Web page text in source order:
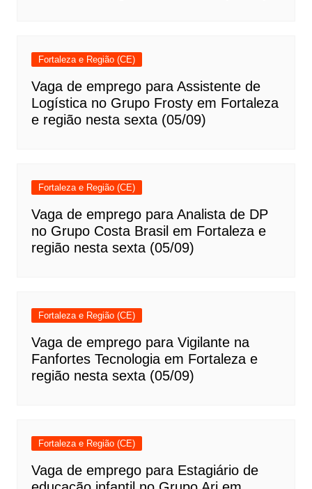
Fortaleza e Região (CE)
Vaga de emprego para Assistente de
Logística no Grupo Frosty em Fortaleza
e região nesta sexta (05/09)
Fortaleza e Região (CE)
Vaga de emprego para Analista de DP
no Grupo Costa Brasil em Fortaleza e
região nesta sexta (05/09)
Fortaleza e Região (CE)
Vaga de emprego para Vigilante na
Fanfortes Tecnologia em Fortaleza e
região nesta sexta (05/09)
Fortaleza e Região (CE)
Vaga de emprego para Estagiário de